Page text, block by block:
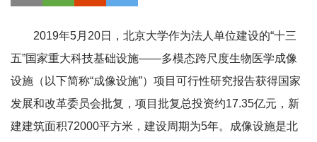
2019年5月20日，北京大学作为法人单位建设的“十三
五”国家重大科技基础设施——多模态跨尺度生物医学成像
设施（以下简称“成像设施”）项目可行性研究报告获得国家
发展和改革委员会批复，项目批复总投资约17.35亿元，新
建建筑面积72000平方米，建设周期为5年。成像设施是北